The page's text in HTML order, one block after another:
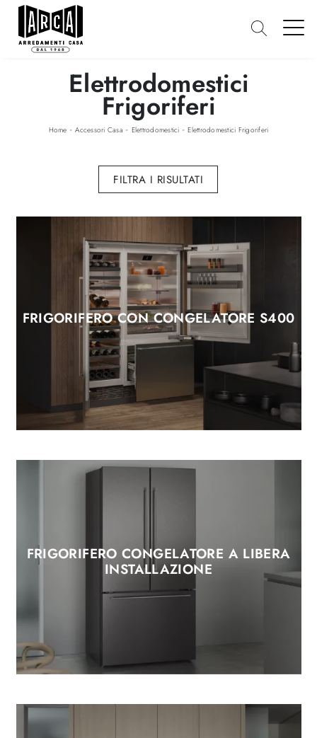
Elettrodomestici
Frigoriferi
Home -Accessori Casa - Elettrodomestici -Elettrodomestici Frigoriferi
FILTRA I RISULTATI
FRIGORIFERO CON CONGELATORE S400
FRIGORIFERO CONGELATORE A LIBERA
INSTALLAZIONE